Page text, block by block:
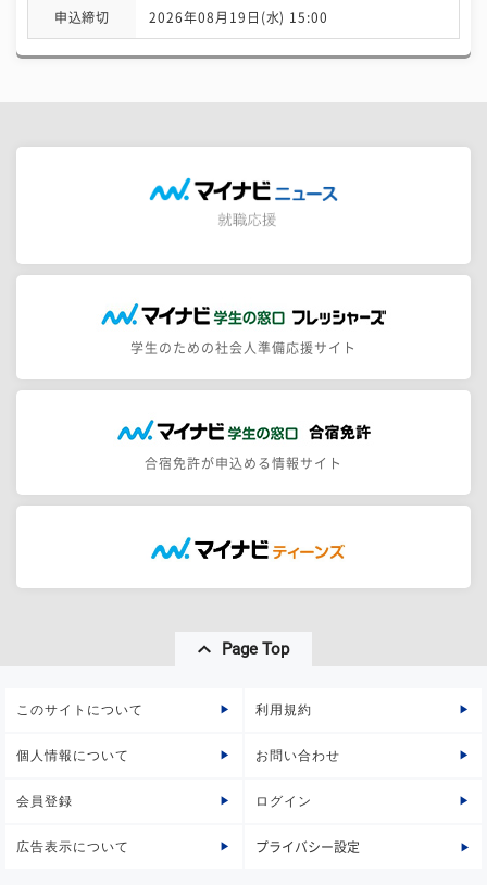
申込締切 2026年08月19日(水) 15:00
学生のための社会人準備応援サイト
合宿免許が申込める情報サイト
Page Top
このサイトについて 利用規約
個人情報について お問い合わせ
会員登録 ログイン
広告表示について プライバシー設定